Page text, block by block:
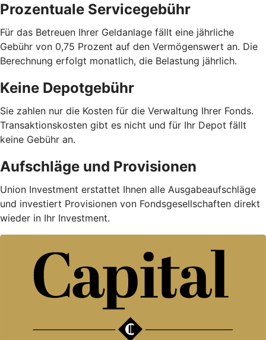
Prozentuale Servicegebühr
Für das Betreuen Ihrer Geldanlage fällt eine jährliche
Gebühr von 0,75 Prozent auf den Vermögenswert an. Die
Berechnung erfolgt monatlich, die Belastung jährlich.
Keine Depotgebühr
Sie zahlen nur die Kosten für die Verwaltung Ihrer Fonds.
Trans­aktions­kosten gibt es nicht und für Ihr Depot fällt
keine Gebühr an.
Aufschläge und Provisionen
Union Investment erstattet Ihnen alle Ausgabe­auf­schläge
und investiert Provisionen von Fondsgesellschaften direkt
wieder in Ihr Investment.